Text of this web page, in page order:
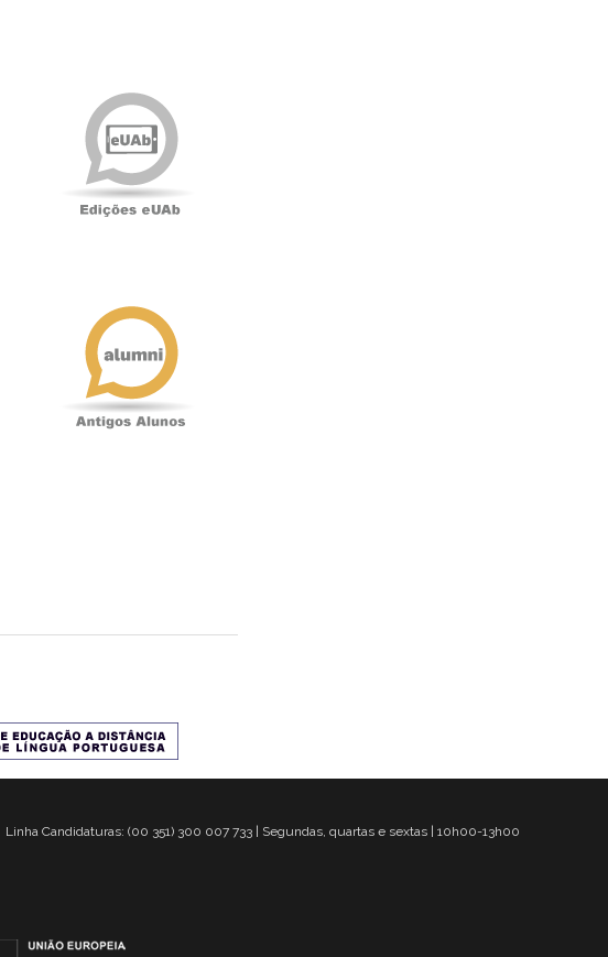
Documentação
Linha Candidaturas: (00 351) 300 007 733 | Segundas, quartas e sextas | 10h00-13h00